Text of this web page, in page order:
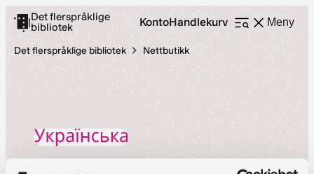
Hopp
innhold
|Det flerspråklige
bibliotek
KontoHandlekurv Meny
Åpne
Det flerspråklige bibliotek
Nettbutikk